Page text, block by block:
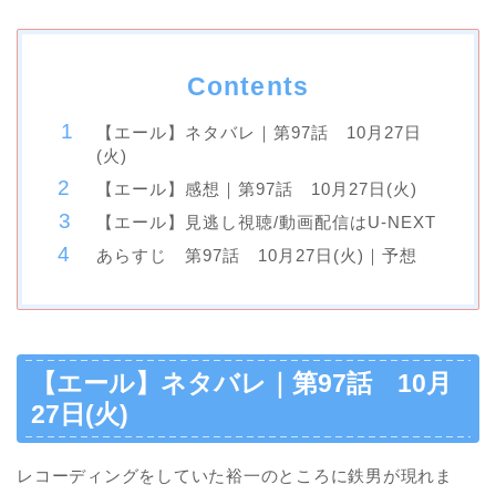
Contents
【エール】ネタバレ｜第97話 10月27日
(火)
【エール】感想｜第97話 10月27日(火)
【エール】見逃し視聴/動画配信はU-NEXT
あらすじ 第97話 10月27日(火)｜予想
【エール】ネタバレ｜第97話 10月
27日(火)
レコーディングをしていた裕一のところに鉄男が現れま